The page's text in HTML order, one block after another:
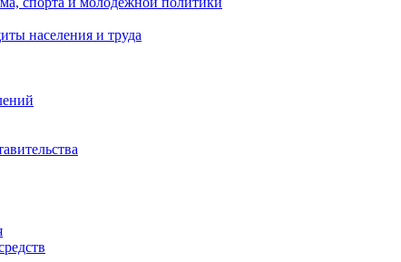
населения и труда